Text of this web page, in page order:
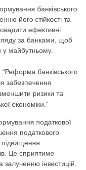
банківського
його стійкості та
ефективні
за банками, щоб
у майбутньому.
банківського
забезпечення
ризики та
економіки.”
податкової
податкового
підвищення
Це сприятиме
залученню інвестицій.